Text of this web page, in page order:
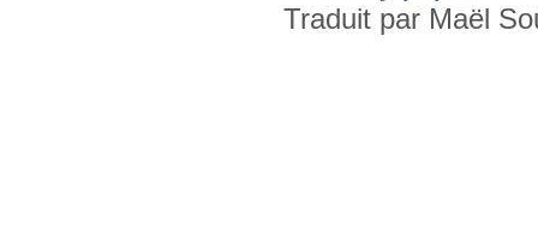
Traduit par Maël